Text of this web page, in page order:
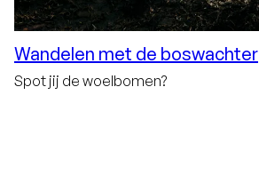
Wandelen met de boswachter
Spot jij de woelbomen?